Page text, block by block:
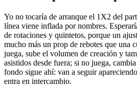
Yo no tocaría de arranque el 1X2 del
línea viene inflada por nombres.
de rotaciones y quintetos, porque un
mucho más un prop de rebotes que una
juega, sube el volumen de creación y
asistidos desde fuera; si no juega,
fondo sigue ahí: van a seguir
entra en intercambio.